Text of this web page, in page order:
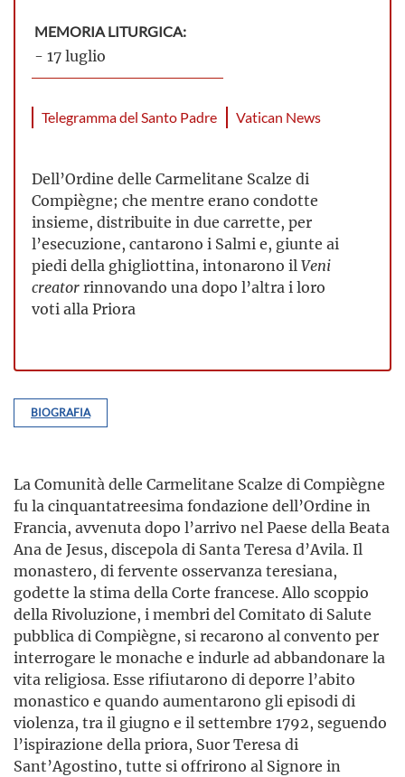
MEMORIA LITURGICA:
- 17 luglio
Telegramma del Santo Padre Vatican News
Dell’Ordine delle Carmelitane Scalze di
Compiègne; che mentre erano condotte
insieme, distribuite in due carrette, per
l’esecuzione, cantarono i Salmi e, giunte ai
piedi della ghigliottina, intonarono ilVeni
creatorrinnovando una dopo l’altra i loro
voti alla Priora
BIOGRAFIA
La Comunità delle Carmelitane Scalze di Compiègne
fu la cinquantatreesima fondazione dell’Ordine in
Francia, avvenuta dopo l’arrivo nel Paese della Beata
Ana de Jesus, discepola di Santa Teresa d’Avila. Il
monastero, di fervente osservanza teresiana,
godette la stima della Corte francese. Allo scoppio
della Rivoluzione, i membri del Comitato di Salute
pubblica di Compiègne, si recarono al convento per
interrogare le monache e indurle ad abbandonare la
vita religiosa. Esse rifiutarono di deporre l’abito
monastico e quando aumentarono gli episodi di
violenza, tra il giugno e il settembre 1792, seguendo
l’ispirazione della priora, Suor Teresa di
Sant’Agostino, tutte si offrirono al Signore in